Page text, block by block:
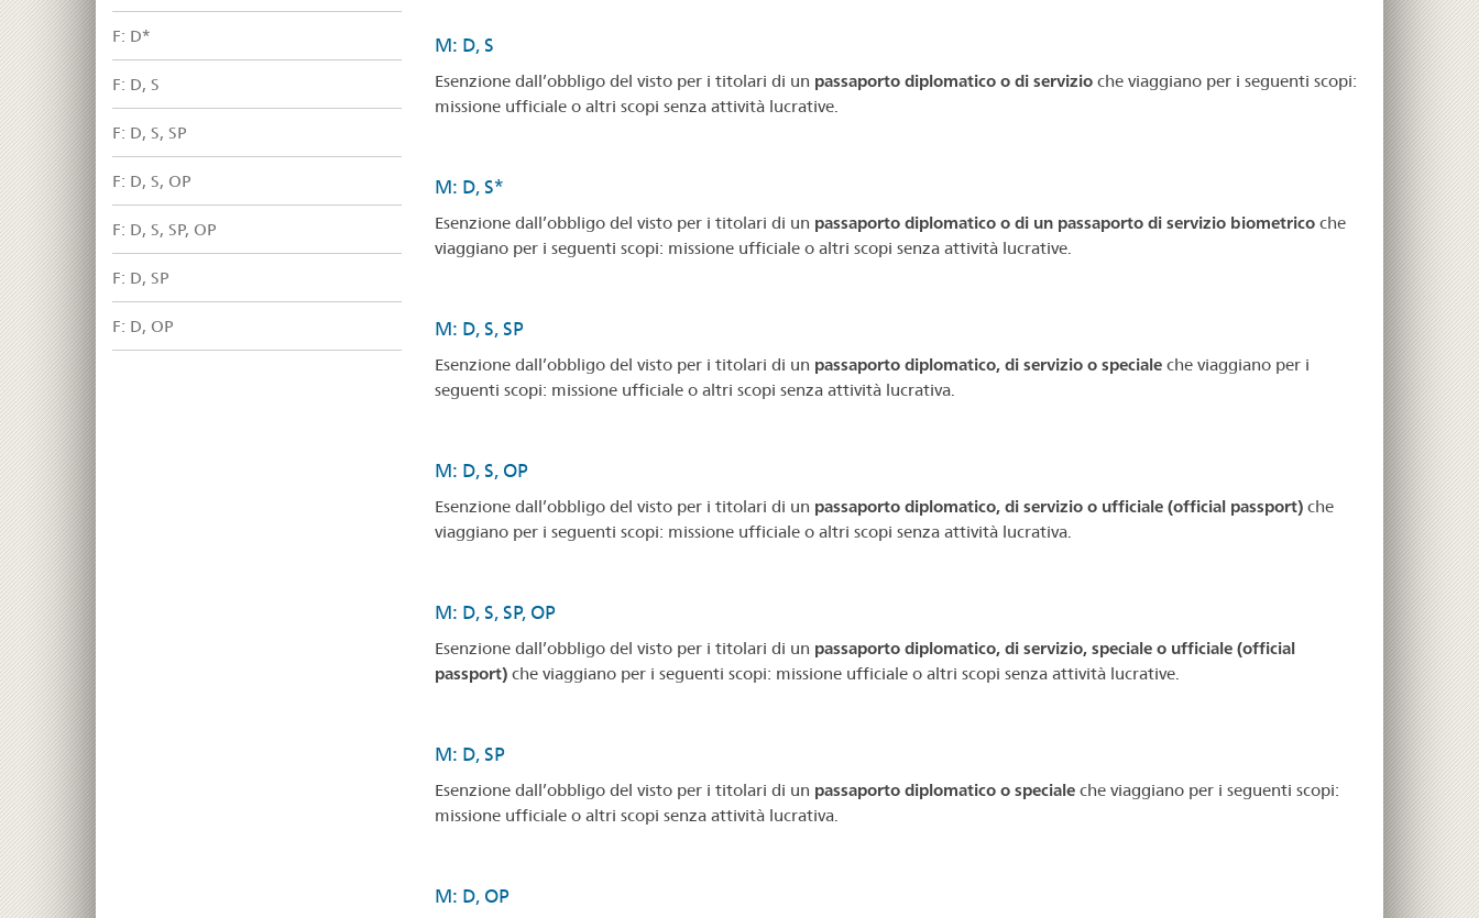
F: D*
F: D, S
F: D, S, SP
F: D, S, OP
F: D, S, SP, OP
F: D, SP
F: D, OP
M: D, S
Esenzione dall’obbligo del visto per i titolari di un passaporto diplomatico o di servizioche viaggiano per i seguenti scopi:
missione ufficiale o altri scopi senza attività lucrative.
M: D, S*
Esenzione dall’obbligo del visto per i titolari di un passaporto diplomatico o di un passaporto di servizio biometricoche
viaggiano per i seguenti scopi: missione ufficiale o altri scopi senza attività lucrative.
M: D, S, SP
Esenzione dall’obbligo del visto per i titolari di un passaporto diplomatico, di servizio o specialeche viaggiano per i
seguenti scopi: missione ufficiale o altri scopi senza attività lucrativa.
M: D, S, OP
Esenzione dall’obbligo del visto per i titolari di un passaporto diplomatico, di servizio o ufficiale (official passport)che
viaggiano per i seguenti scopi: missione ufficiale o altri scopi senza attività lucrativa.
M: D, S, SP, OP
Esenzione dall’obbligo del visto per i titolari di un passaporto diplomatico, di servizio, speciale o ufficiale (official
passport)che viaggiano per i seguenti scopi: missione ufficiale o altri scopi senza attività lucrative.
M: D, SP
Esenzione dall’obbligo del visto per i titolari di un passaporto diplomatico o speciale che viaggiano per i seguenti scopi:
missione ufficiale o altri scopi senza attività lucrativa.
M: D, OP